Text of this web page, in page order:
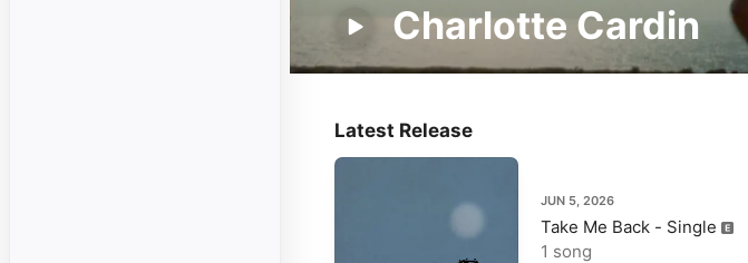
Charlotte Cardin
Latest Release
JUN 5, 2026
Take Me Back - Single
1 song